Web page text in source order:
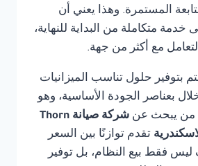
المستمرة. وهذا يعني أن
متكاملة من البداية للنهاية،
مع أكثر من جهة.
بتوفير حلول تناسب الميزانيات
بعناصر الجودة الأساسية، وهو
من يبحث عن
شركة صيانة Thorn
تقدم توازنًا بين السعر
ليس فقط بيع النظام، بل توفير